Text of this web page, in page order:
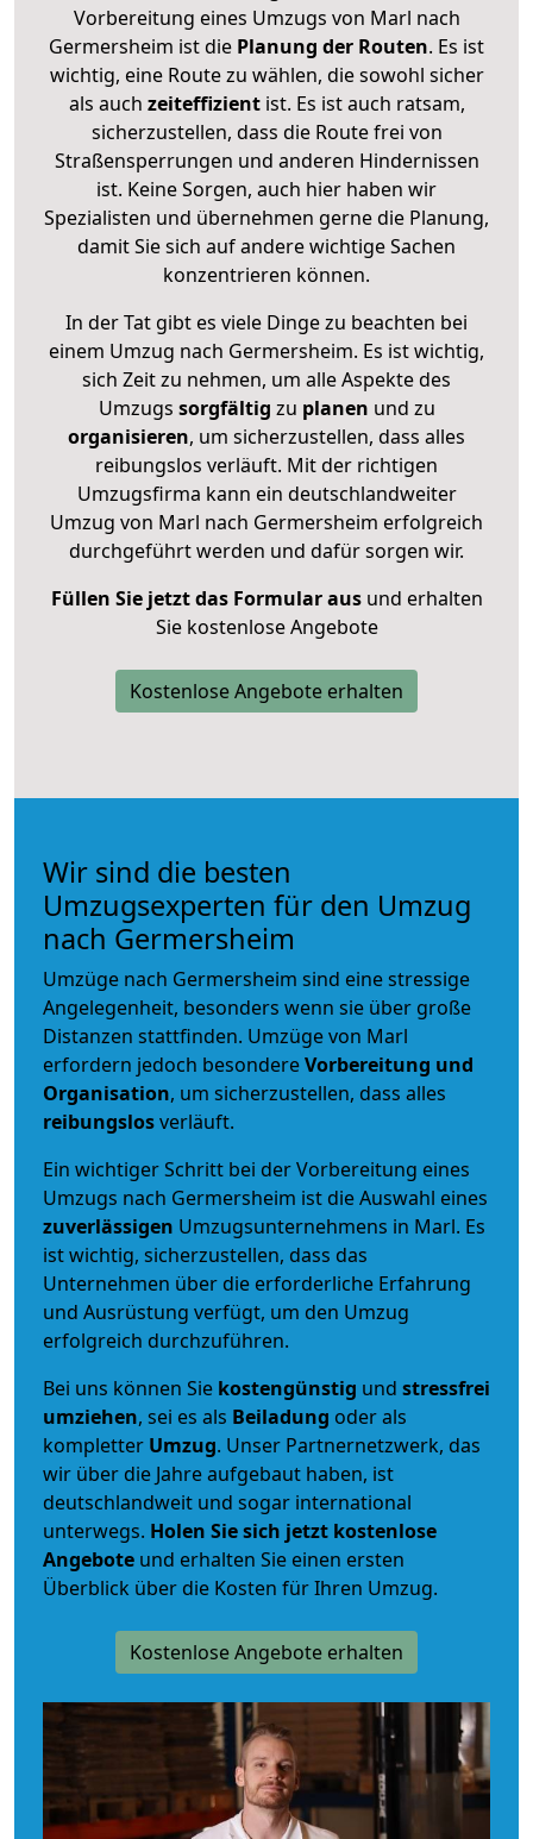
Vorbereitung eines Umzugs von Marl nach
Germersheim ist die Planung der Routen. Es ist
wichtig, eine Route zu wählen, die sowohl sicher
als auch zeiteffizientist. Es ist auch ratsam,
sicherzustellen, dass die Route frei von
Straßensperrungen und anderen Hindernissen
ist. Keine Sorgen, auch hier haben wir
Spezialisten und übernehmen gerne die Planung,
damit Sie sich auf andere wichtige Sachen
konzentrieren können.
In der Tat gibt es viele Dinge zu beachten bei
einem Umzug nach Germersheim. Es ist wichtig,
sich Zeit zu nehmen, um alle Aspekte des
Umzugs sorgfältig zu planen und zu
organisieren, um sicherzustellen, dass alles
reibungslos verläuft. Mit der richtigen
Umzugsfirma kann ein deutschlandweiter
Umzug von Marl nach Germersheim erfolgreich
durchgeführt werden und dafür sorgen wir.
Füllen Sie jetzt das Formular ausund erhalten
Sie kostenlose Angebote
Kostenlose Angebote erhalten
Wir sind die besten
Umzugsexperten für den Umzug
nach Germersheim
Umzüge nach Germersheim sind eine stressige
Angelegenheit, besonders wenn sie über große
Distanzen stattfinden. Umzüge von Marl
erfordern jedoch besondereVorbereitung und
Organisation, um sicherzustellen, dass alles
reibungslosverläuft.
Ein wichtiger Schritt bei der Vorbereitung eines
Umzugs nach Germersheim ist die Auswahl eines
zuverlässigen Umzugsunternehmens in Marl. Es
ist wichtig, sicherzustellen, dass das
Unternehmen über die erforderliche Erfahrung
und Ausrüstung verfügt, um den Umzug
erfolgreich durchzuführen.
Bei uns können Sie kostengünstig und stressfrei
umziehen, sei es als Beiladung oder als
kompletter Umzug. Unser Partnernetzwerk, das
wir über die Jahre aufgebaut haben, ist
deutschlandweit und sogar international
unterwegs. Holen Sie sich jetzt kostenlose
Angebote und erhalten Sie einen ersten
Überblick über die Kosten für Ihren Umzug.
Kostenlose Angebote erhalten